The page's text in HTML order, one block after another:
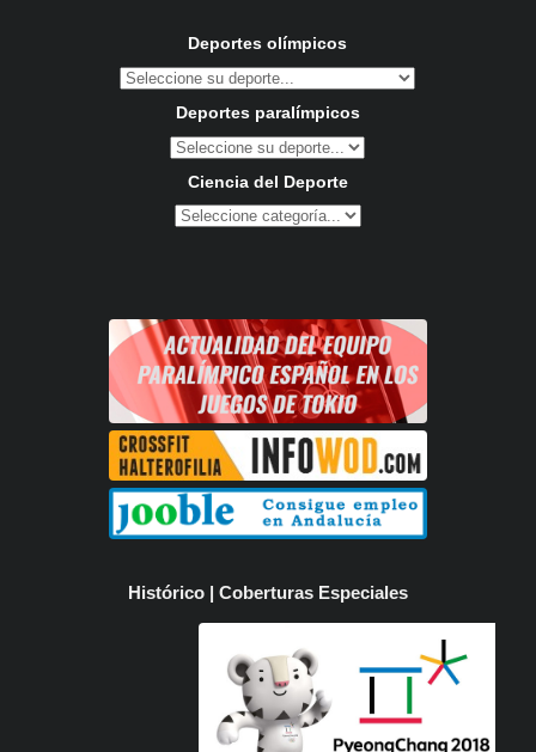
Deportes olímpicos
Deportes paralímpicos
Ciencia del Deporte
Histórico | Coberturas Especiales